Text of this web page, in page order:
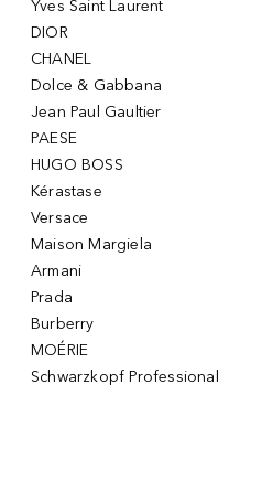
Yves Saint Laurent
DIOR
CHANEL
Dolce & Gabbana
Jean Paul Gaultier
PAESE
HUGO BOSS
Kérastase
Versace
Maison Margiela
Armani
Prada
Burberry
MOÉRIE
Schwarzkopf Professional